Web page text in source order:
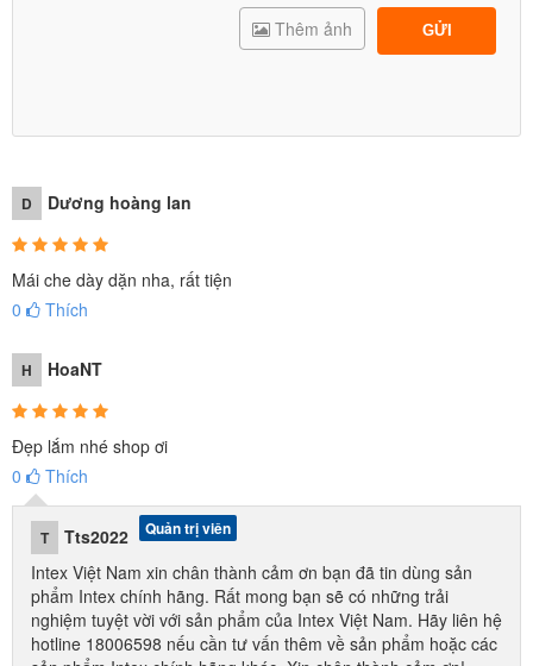
GỬI
Thêm ảnh
D Dương hoàng lan
Mái che dày dặn nha, rất tiện
0
Thích
H HoaNT
Đẹp lắm nhé shop ơi
0
Thích
T Tts2022 Quản trị viên
Intex Việt Nam xin chân thành cảm ơn bạn đã tin dùng sản
phẩm Intex chính hãng. Rất mong bạn sẽ có những trải
nghiệm tuyệt vời với sản phẩm của Intex Việt Nam. Hãy liên hệ
hotline 18006598 nếu cần tư vấn thêm về sản phẩm hoặc các